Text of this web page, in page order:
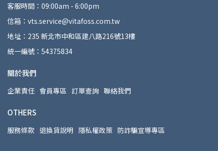
客服時間：09:00am - 6:00pm
信箱：vts.service@vitafoss.com.tw
地址：235 新北市中和區建八路216號13樓
統一編號：54375834
關於我們
企業責任 會員專區 訂單查詢 聯絡我們
OTHERS
服務條款 退換貨說明 隱私權政策 防詐騙宣導專區